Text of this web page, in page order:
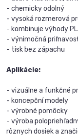
- chemicky odolný
- vysoká rozmerová
- kombinuje výhody
- výnimočná
- tisk bez zápachu
Aplikácie:
- vizuálne a funkčné
- koncepční modely
- výrobné pomôcky
- výroba
rôznych dosiek a